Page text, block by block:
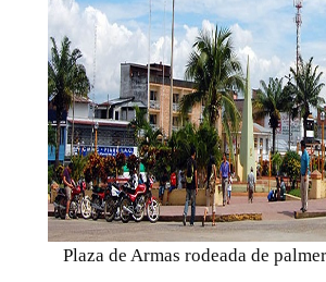
Plaza de Armas rodeada de